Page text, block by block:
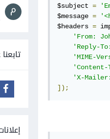
$subject =
$message =
$headers =
'From:
'Reply-
'MIME-
'X-
]);